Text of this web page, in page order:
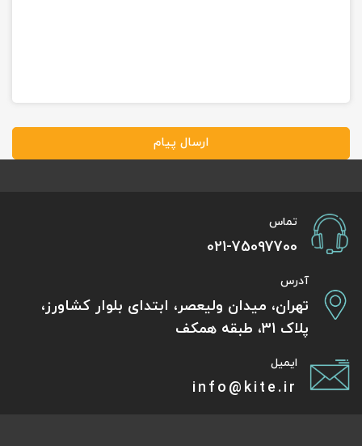
ارسال پیام
تماس
021-75097700
آدرس
تهران، میدان ولیعصر، ابتدای بلوار کشاورز،
پلاک 31، طبقه همکف
ایمیل
info@kite.ir